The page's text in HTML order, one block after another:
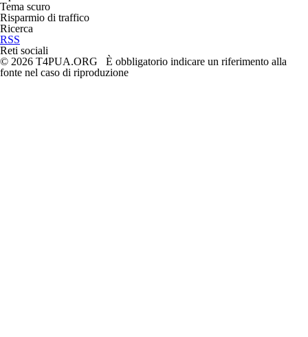
Tema scuro
Risparmio di traffico
Ricerca
RSS
Reti sociali
© 2026 T4PUA.ORG È obbligatorio indicare un riferimento alla
fonte nel caso di riproduzione